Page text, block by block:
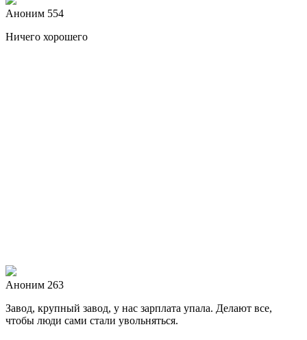
Аноним 554
Ничего хорошего
Аноним 263
Завод, крупный завод, у нас зарплата упала. Делают все,
чтобы люди сами стали увольняться.